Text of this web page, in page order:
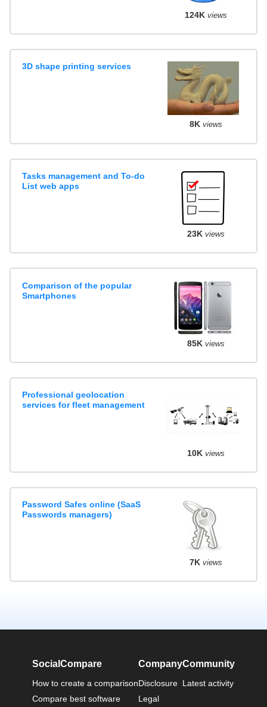
124K views
3D shape printing services
8K views
Tasks management and To-do
List web apps
23K views
Comparison of the popular
Smartphones
85K views
Professional geolocation
services for fleet management
10K views
Password Safes online (SaaS
Passwords managers)
7K views
SocialCompare
How to create a comparison
Compare best software
Company
Disclosure
Legal
Community
Latest activity